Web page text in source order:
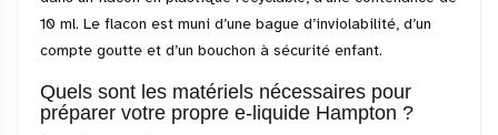
10 ml. Le flacon est muni d’une bague d’inviolabilité, d’un
compte goutte et d’un bouchon à sécurité enfant.
Quels sont les matériels nécessaires pour
préparer votre propre e-liquide Hampton ?